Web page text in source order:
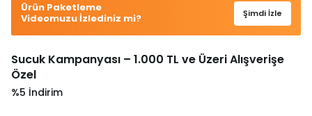
Ürün Paketleme
Videomuzu İzlediniz mi?
Şimdi İzle
Sucuk Kampanyası – 1.000 TL ve Üzeri Alışverişe
Özel
%5 İndirim